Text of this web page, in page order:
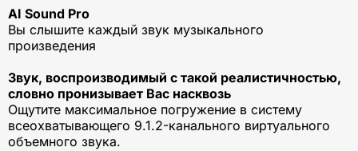
AI Sound Pro
Вы слышите каждый звук музыкального
произведения
Звук, воспроизводимый с такой реалистичностью,
словно пронизывает Вас насквозь
Ощутите максимальное погружение в систему
всеохватывающего 9.1.2-канального виртуального
объемного звука.